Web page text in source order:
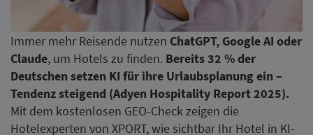
Immer mehr Reisende nutzen ChatGPT, Google AI oder
Claude, um Hotels zu finden. Bereits 32 % der
Deutschen setzen KI für ihre Urlaubsplanung ein –
Tendenz steigend (Adyen Hospitality Report 2025).
Mit dem kostenlosen GEO-Check zeigen die
Hotelexperten von XPORT, wie sichtbar Ihr Hotel in KI-